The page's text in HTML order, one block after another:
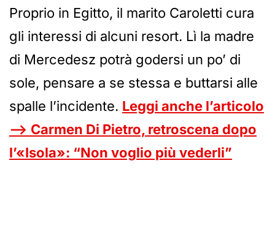
Proprio in Egitto, il marito Caroletti cura
gli interessi di alcuni resort. Lì la madre
di Mercedesz potrà godersi un po’ di
sole, pensare a se stessa e buttarsi alle
spalle l’incidente. Leggi anche l’articolo
—> Carmen Di Pietro, retroscena dopo
l’«Isola»: “Non voglio più vederli”